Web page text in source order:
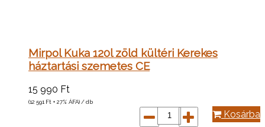
Mirpol Kuka 120l zöld kültéri Kerekes
háztartási szemetes CE
15 990 Ft
(12 591 Ft + 27% ÁFA) / db
Kosárba